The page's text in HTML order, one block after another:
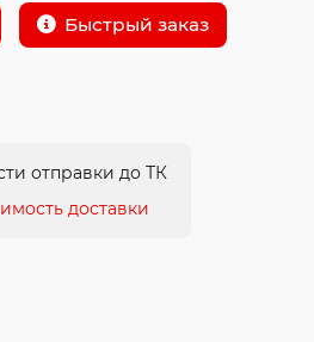
Быстрый заказ
отправки до ТК
доставки